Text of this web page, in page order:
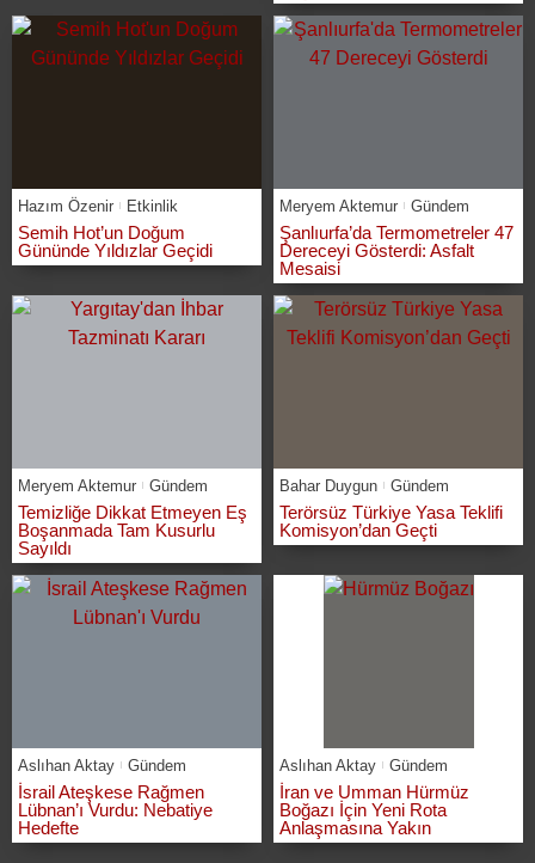
Hazım Özenir Etkinlik
Semih Hot’un Doğum
Gününde Yıldızlar Geçidi
Meryem Aktemur Gündem
Şanlıurfa’da Termometreler 47
Dereceyi Gösterdi: Asfalt
Mesaisi
Meryem Aktemur Gündem
Temizliğe Dikkat Etmeyen Eş
Boşanmada Tam Kusurlu
Sayıldı
Bahar Duygun Gündem
Terörsüz Türkiye Yasa Teklifi
Komisyon’dan Geçti
Aslıhan Aktay Gündem
İsrail Ateşkese Rağmen
Lübnan’ı Vurdu: Nebatiye
Hedefte
Aslıhan Aktay Gündem
İran ve Umman Hürmüz
Boğazı İçin Yeni Rota
Anlaşmasına Yakın